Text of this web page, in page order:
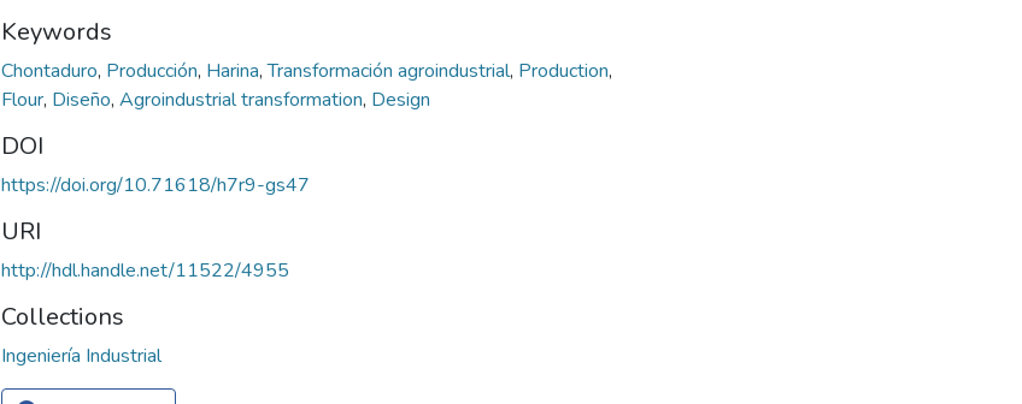
Keywords
Chontaduro, Producción, Harina,Transformación agroindustrial, Production,
Flour, Diseño, Agroindustrial transformation, Design
DOI
https://doi.org/10.71618/h7r9-gs47
URI
http://hdl.handle.net/11522/4955
Collections
Ingeniería Industrial